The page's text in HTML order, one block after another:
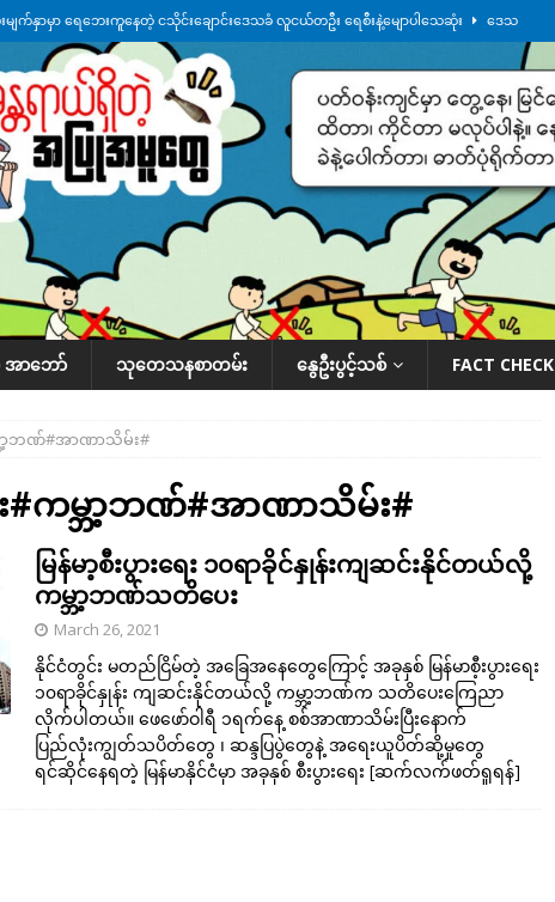
မျက်နှာမှာ ရေဘေးကူနေတဲ့ ငသိုင်းချောင်းဒေသခံ လူငယ်တဦး ရေစီးနဲ့မျောပါသေဆုံး ဒေသ
ြီးနေတဲ့ လေးမျက်နှာမှာ ဖုန်းလိုင်းတွေ ပြတ်တောက်နေ ဒေသအလိုက် သတင်းကဏ္ဍ
န်မြို့မှာ ကားမှန်ခွဲခံရတာတွေ ဆက်တိုက်ဖြစ် ဒေသအလိုက် သတင်းကဏ္ဍ
န်ရဲ့ ဒုံးကျည်စမ်းသပ်မှုကို မြောက်ကိုရီးယား ဝေဖန် နိုင်ငံတကာရေးရာ
ျိုးပြီး ခုနှစ်ရက်မြောက်နေ့မှာ ငသိုင်းချောင်းမြို့ကို ရေစတင်ရောက်ရှိ ဒေသအလိုက် သတင်း
ာဘော် သုတေသနစာတမ်း နွေဦးပွင့်သစ် FACT CHECK
ဘာ့ဘဏ်#အာဏာသိမ်း#
း#ကမ္ဘာ့ဘဏ်#အာဏာသိမ်း#
မြန်မာ့စီးပွားရေး ၁၀ရာခိုင်နှုန်းကျဆင်းနိုင်တယ်လို့
ကမ္ဘာ့ဘဏ်သတိပေး
March 26, 2021
နိုင်ငံတွင်း မတည်ငြိမ်တဲ့ အခြေအနေတွေကြောင့် အခုနှစ် မြန်မာစီ့းပွားရေး
၁၀ရာခိုင်နှုန်း ကျဆင်းနိုင်တယ်လို့ ကမ္ဘာ့ဘဏ်က သတိပေးကြေညာ
လိုက်ပါတယ်။ ဖေဖော်ဝါရီ ၁ရက်နေ့ စစ်အာဏာသိမ်းပြီးနောက်
ပြည်လုံးကျွတ်သပိတ်တွေ ၊ ဆန္ဒပြပွဲတွေနဲ့ အရေးယူပိတ်ဆို့မှုတွေ
ရင်ဆိုင်နေရတဲ့ မြန်မာနိုင်ငံမှာ အခုနှစ် စီးပွားရေး [ဆက်လက်ဖတ်ရှုရန်]